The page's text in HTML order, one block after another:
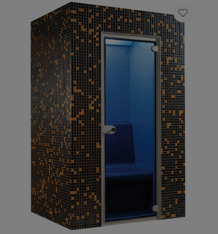
temperato, 8 mm, incl. porta (larghezza 700
mm) con sistema pivot, Chaleur De Luxe
Maniglie e cerniere in acciaio inossidabile;
Generatore di vapore da 9 KW, 400 V,
controllo digitale incluso, pompa dosatrice
della fragranza e “Fog Maker”; Strisce
luminose colorate a LED sotto le panche e 10
faretti; Sovrapprezzi per produzioni su
misura. Il cliente deve predisporre: La
superficie del pavimento con una pendenza di
1:100, lo scarico dell'acqua e un locale
tecnico con acqua e corrente.